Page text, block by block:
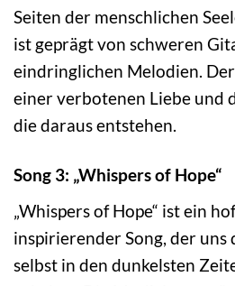
Seiten der menschlichen
ist geprägt von schweren
eindringlichen Melodien.
einer verbotenen Liebe und
die daraus entstehen.
Song 3: „Whispers of Hope“
„Whispers of Hope“ ist ein
inspirierender Song, der uns
selbst in den dunkelsten